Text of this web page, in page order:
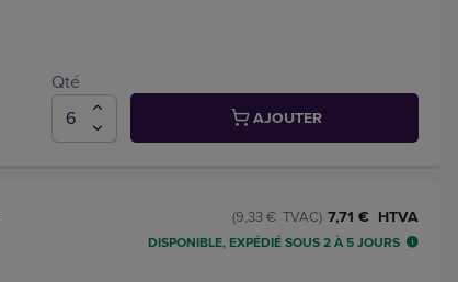
Qté
AJOUTER
7,71 € HTVA
(9,33 € TVAC)
DISPONIBLE, EXPÉDIÉ SOUS 2 À 5 JOURS